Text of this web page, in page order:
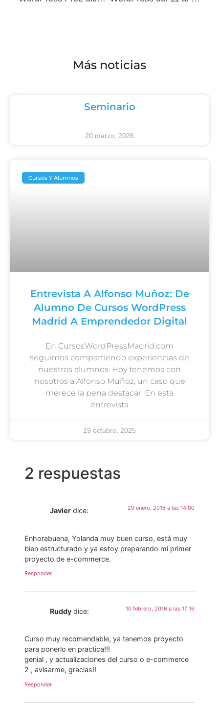
Más noticias
Seminario
20 marzo, 2026
Cursos Y Alumnos
Entrevista A Alfonso Muñoz: De
Alumno De Cursos WordPress
Madrid A Emprendedor Digital
En CursosWordPressMadrid.com
seguimos compartiendo experiencias de
nuestros alumnos. Hoy tenemos con
nosotros a Alfonso Muñoz, un caso que
merece la pena destacar. En esta
entrevista
19 octubre, 2025
2 respuestas
Javier dice: 29 enero, 2016 a las 14:00
Enhorabuena, Yolanda muy buen curso, está muy
bien estructurado y ya estoy preparando mi primer
proyecto de e-commerce.
Responder
Ruddy dice: 10 febrero, 2016 a las 17:16
Curso muy recomendable, ya tenemos proyecto
para ponerlo en practica!!!
genial , y actualizaciones del curso o e-commerce
2 , avisarme, gracias!!
Responder